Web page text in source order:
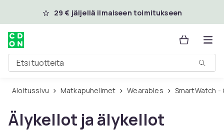
Ohita ja siirry pääsisältöön
29 € jäljellä ilmaiseen toimitukseen
Etsi tuotteita
Aloitussivu Matkapuhelimet Wearables SmartWatch
Älykellot ja älykellot